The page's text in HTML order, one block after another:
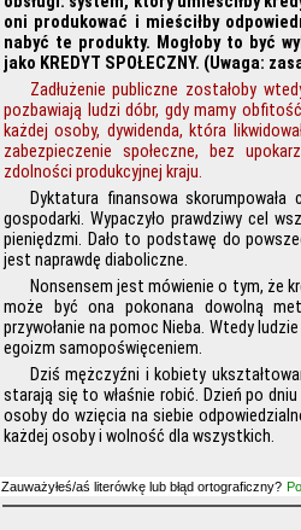
oni produkować i mieściłby
nabyć te produkty. Mogłoby to być
jako KREDYT SPOŁECZNY. (Uwaga:
Zadłużenie publiczne zostałoby
pozbawiają ludzi dóbr, gdy mamy
każdej osoby, dywidenda, która
zabezpieczenie społeczne, bez
zdolności produkcyjnej kraju.
Dyktatura finansowa
gospodarki. Wypaczyło prawdziwy cel
pieniędzmi. Dało to podstawę do
jest naprawdę diaboliczne.
Nonsensem jest mówienie o tym, że
może być ona pokonana dowolną
przywołanie na pomoc Nieba. Wtedy
egoizm samopoświęceniem.
Dziś mężczyźni i kobiety
starają się to właśnie robić. Dzień po
osoby do wzięcia na siebie
każdej osoby i wolność dla wszystkich.
Zauważyłeś/aś literówkę lub błąd ortograficzny?